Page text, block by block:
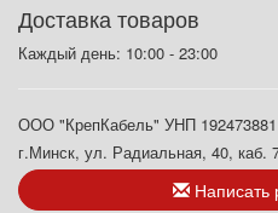
Доставка товаров
Каждый день: 10:00 - 23:00
ООО "КрепКабель" УНП 192473881
г.Минск, ул. Радиальная, 40, каб.
Написать